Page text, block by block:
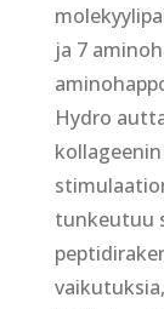
ja 7
Hydro
tunkeutuu